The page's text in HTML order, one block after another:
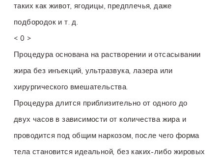
таких как живот, ягодицы, предплечья, даже
подбородок и т. д.
< 0 >
Процедура основана на растворении и отсасывании
жира без инъекций, ультразвука, лазера или
хирургического вмешательства.
Процедура длится приблизительно от одного до
двух часов в зависимости от количества жира и
проводится под общим наркозом, после чего форма
тела становится идеальной, без каких-либо жировых